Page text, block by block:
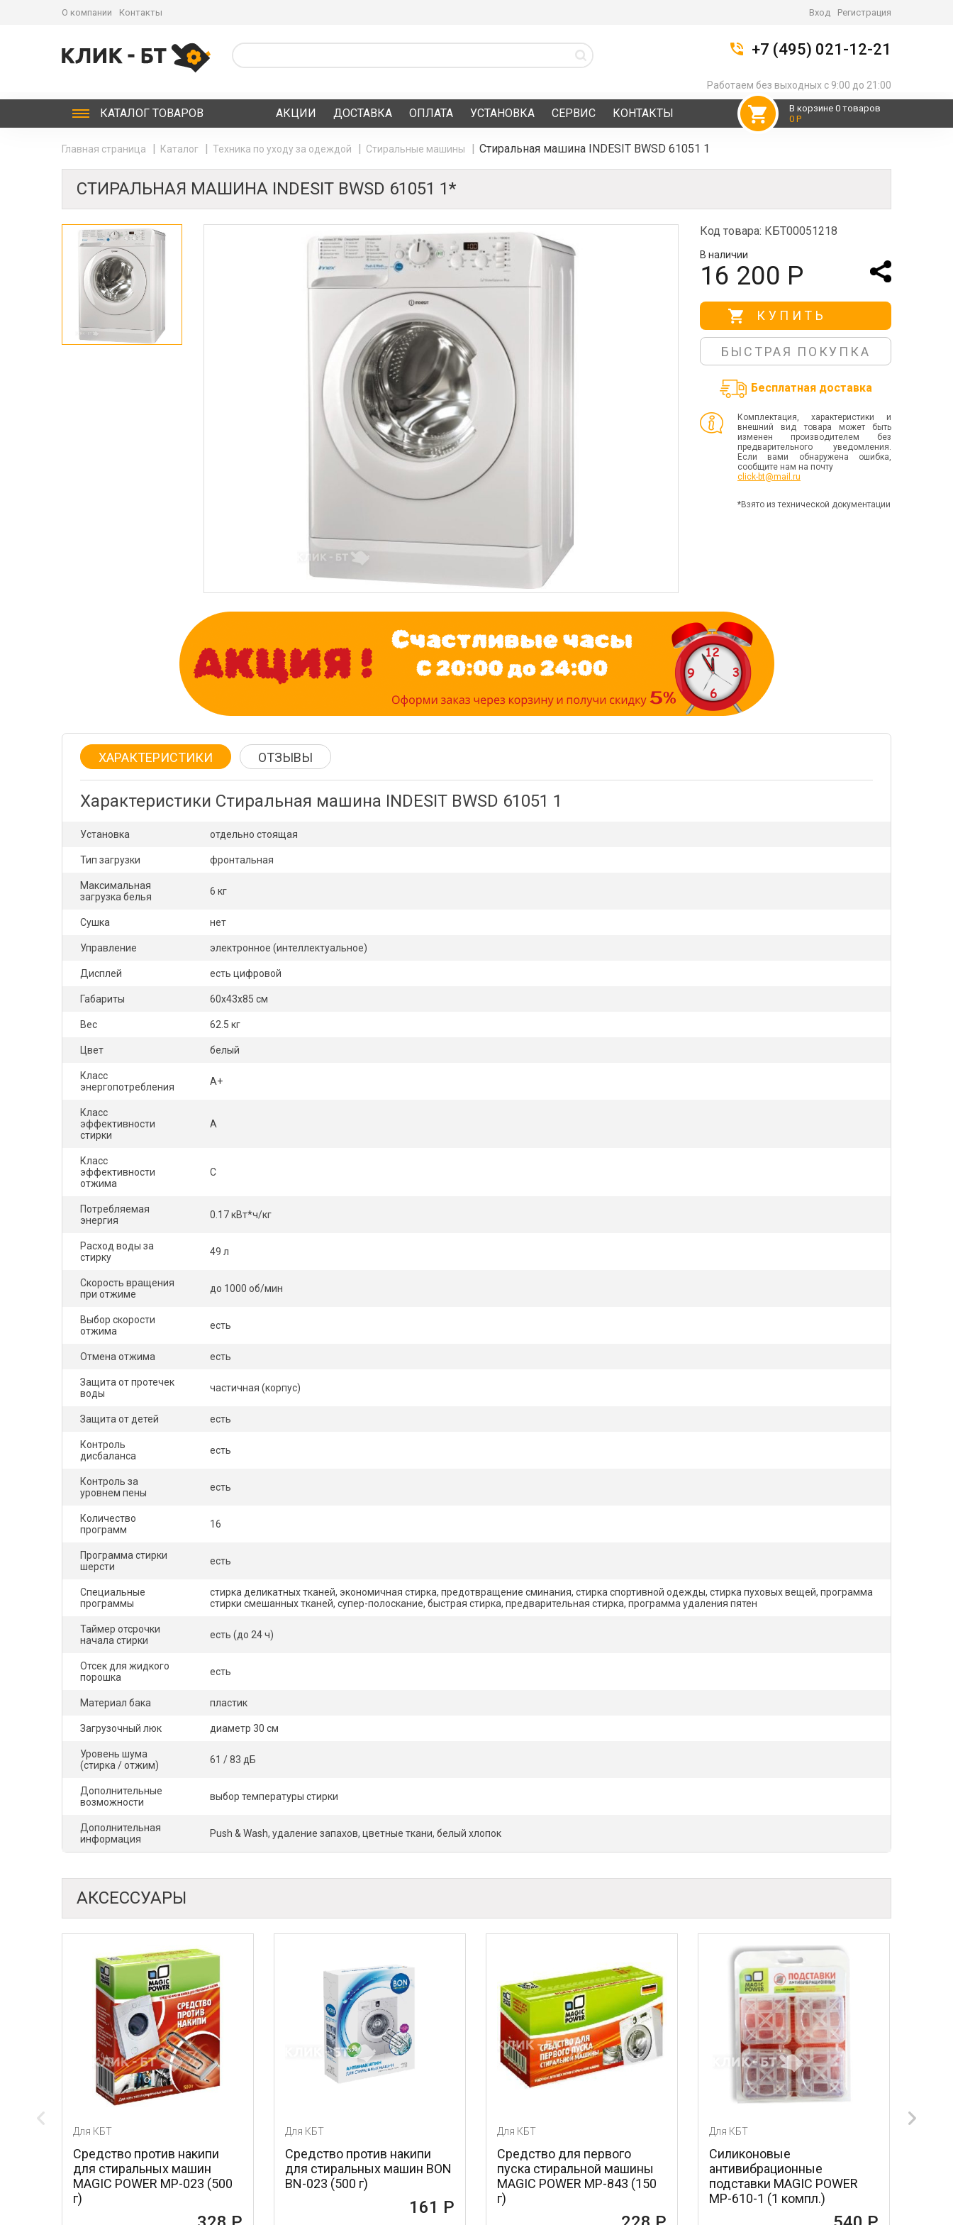
О компании Контакты Вход Регистрация
+7 (495) 021-12-21
Работаем без выходных с 9:00 до 21:00
КАТАЛОГ ТОВАРОВ
В корзине 0 товаров
0 Р
АКЦИИ ДОСТАВКА ОПЛАТА УСТАНОВКА СЕРВИС КОНТАКТЫ
Главная страница Каталог Техника по уходу за одеждой Стиральные машины Стиральная машина INDESIT BWSD 61051 1
СТИРАЛЬНАЯ МАШИНА INDESIT BWSD 61051 1*
Код товара: КБТ00051218
В наличии
16 200 Р
КУПИТЬ
БЫСТРАЯ ПОКУПКА
Бесплатная доставка
Комплектация, характеристики и
внешний вид товара может быть
изменен производителем без
предварительного уведомления.
Если вами обнаружена ошибка,
сообщите нам на почту
click-bt@mail.ru
*Взято из технической документации
ХАРАКТЕРИСТИКИ ОТЗЫВЫ
Характеристики Стиральная машина INDESIT BWSD 61051 1
Установка отдельно стоящая
Тип загрузки фронтальная
Максимальная
загрузка белья
6 кг
Сушка нет
Управление электронное (интеллектуальное)
Дисплей есть цифровой
Габариты 60x43x85 см
Вес 62.5 кг
Цвет белый
Класс
энергопотребления
A+
Класс
эффективности
стирки
A
Класс
эффективности
отжима
С
Потребляемая
энергия
0.17 кВт*ч/кг
Расход воды за
стирку
49 л
Скорость вращения
при отжиме
до 1000 об/мин
Выбор скорости
отжима
есть
Отмена отжима есть
Защита от протечек
воды
частичная (корпус)
Защита от детей есть
Контроль
дисбаланса
есть
Контроль за
уровнем пены
есть
Количество
программ
16
Программа стирки
шерсти
есть
Специальные
программы
стирка деликатных тканей, экономичная стирка, предотвращение сминания, стирка спортивной одежды, стирка пуховых вещей, программа
стирки смешанных тканей, супер-полоскание, быстрая стирка, предварительная стирка, программа удаления пятен
Таймер отсрочки
начала стирки
есть (до 24 ч)
Отсек для жидкого
порошка
есть
Материал бака пластик
Загрузочный люк диаметр 30 см
Уровень шума
(стирка / отжим)
61 / 83 дБ
Дополнительные
возможности
выбор температуры стирки
Дополнительная
информация
Push & Wash, удаление запахов, цветные ткани, бeлый хлопок
АКСЕССУАРЫ
накипи
MP-023 (500
Средство против накипи
для стиральных машин BON
BN-023 (500 г)
Средство для первого
пуска стиральной машины
MAGIC POWER MP-843 (150
Силиконовые
антивибрационные
подставки MAGIC POWER
Силиконовые
антивибрационные
подставки BON BN-610-1 (1
компл.)